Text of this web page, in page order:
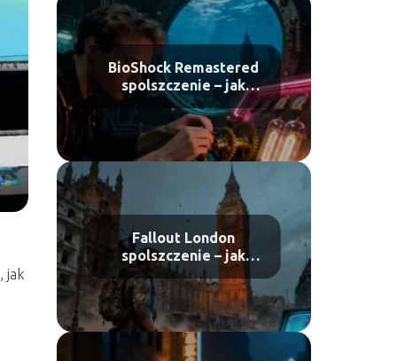
jak
BioShock Remastered
spolszczenie – jak
zainstalować?
Fallout London
spolszczenie – jak
zainstalować i czy
warto?